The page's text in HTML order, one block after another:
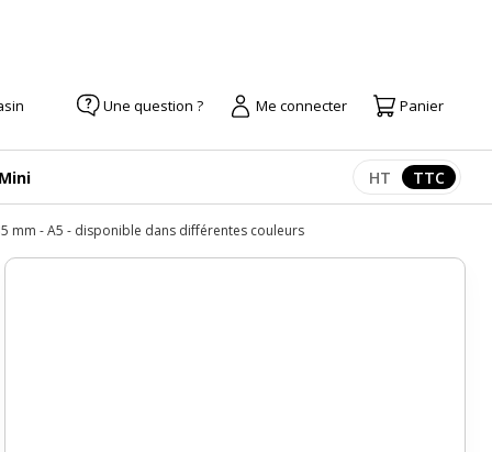
Une question ? Me connecter Panier
Afficher les
HT TTC
mm - A5 - disponible dans différentes couleurs